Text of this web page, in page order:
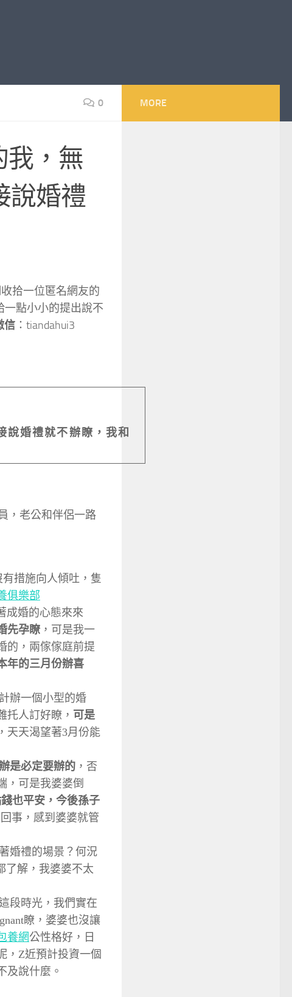
0
我，無
說婚禮
拾一位匿名網友的
一點小小的提出說不
信 ：tiandahui3
說婚禮就不辦瞭，我和
，老公和伴侶一路
措施向人傾吐，隻
俱樂部
婚的心態來來
先孕瞭，可是我一
的，兩傢傢庭前提
年的三月份辦喜
計辦一個小型的婚
托人訂好瞭， 可是
天天渴望著3月份能
是必定要辦的 ，否
，可是我婆婆倒
也平安，今後孫子
事，感到婆婆就管
婚禮的場景？何況
了解，我婆婆不太
段時光，我們實在
瞭，婆婆也沒讓
養網公性格好，日
，Z近預計投資一個
及說什麼。
MORE